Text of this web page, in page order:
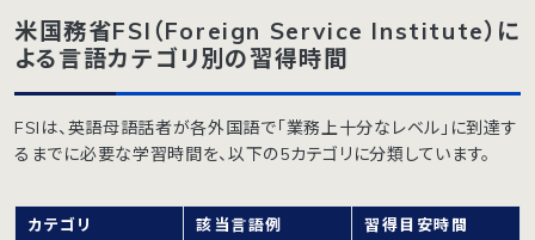
米国務省FSI（Foreign Service Institute）に
よる言語カテゴリ別の習得時間
FSIは、英語母語話者が各外国語で「業務上十分なレベル」に到達す
るまでに必要な学習時間を、以下の5カテゴリに分類しています。
カテゴリ 該当言語例 習得目安時間